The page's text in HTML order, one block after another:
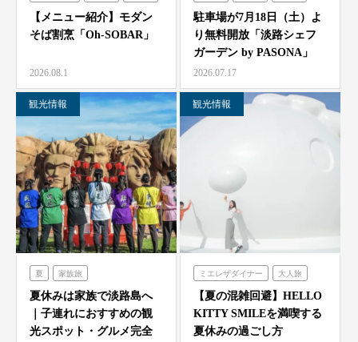
【メニュー紹介】モダン
そば割烹「Oh-SOBAR」
2026.08.1
シェフガーデン
駐車場が7月18日（土）よ
り無料開放「淡路シェフ
ガーデン by PASONA」
「Ladyb…
2026.07.17
観光情報
夏 家族旅
農家レストラン「陽・燦燦」
シェフガーデン
ニジゲンノモリ
夏休みは家族で淡路島へ
｜子連れにおすすめの観
光スポット・グルメ完全
観光情報
ミエレザダイナー 大人旅
家族旅 食べる 体験する
ハローキティスマイル
【夏の混雑回避】HELLO
KITTY SMILEを満喫する
夏休みの過ごし方